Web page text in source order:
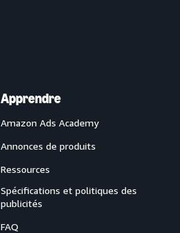
Apprendre
Amazon Ads Academy
Annonces de produits
Ressources
Spécifications et politiques des
publicités
FAQ